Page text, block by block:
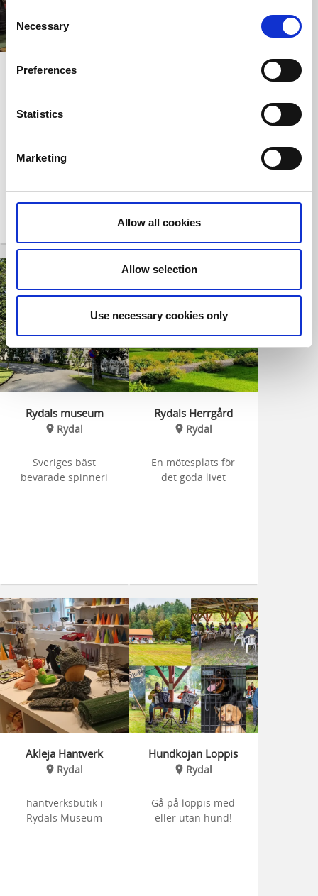
Consent
Selection
Necessary
Preferences
Statistics
Marketing
Allow all cookies
Allow selection
Use necessary cookies only
Rydals Pelarsal
Den unika butiken
vintage och
outletvaror.
Rydals museum
Rydal
Sveriges bäst
bevarade spinneri
Rydals Herrgård
Rydal
En mötesplats för
det goda livet
Akleja Hantverk
Rydal
hantverksbutik i
Rydals Museum
Hundkojan Loppis
Rydal
Gå på loppis med
eller utan hund!